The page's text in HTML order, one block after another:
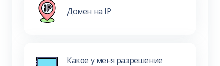
Домен на IP
Какое у меня разрешение